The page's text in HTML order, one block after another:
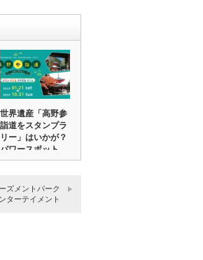
世界遺産「高野参
詣道をスタンプラ
リー」はいかが？
パワースポット…
ズメントパーク
ターテイメント